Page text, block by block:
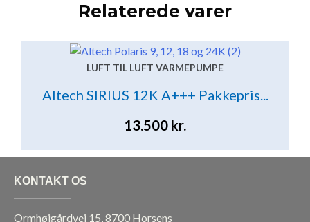
Relaterede varer
LUFT TIL LUFT VARMEPUMPE
Altech SIRIUS 12K A+++ Pakkepris...
13.500 kr.
KONTAKT OS
Ormhøjgårdvej 15, 8700 Horsens